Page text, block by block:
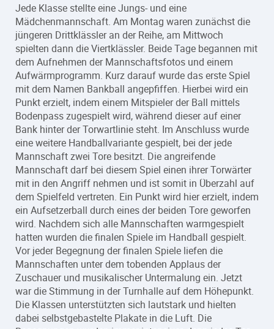
Jede Klasse stellte eine Jungs- und eine
Mädchenmannschaft. Am Montag waren zunächst die
jüngeren Drittklässler an der Reihe, am Mittwoch
spielten dann die Viertklässler. Beide Tage begannen mit
dem Aufnehmen der Mannschaftsfotos und einem
Aufwärmprogramm. Kurz darauf wurde das erste Spiel
mit dem Namen Bankball angepfiffen. Hierbei wird ein
Punkt erzielt, indem einem Mitspieler der Ball mittels
Bodenpass zugespielt wird, während dieser auf einer
Bank hinter der Torwartlinie steht. Im Anschluss wurde
eine weitere Handballvariante gespielt, bei der jede
Mannschaft zwei Tore besitzt. Die angreifende
Mannschaft darf bei diesem Spiel einen ihrer Torwärter
mit in den Angriff nehmen und ist somit in Überzahl auf
dem Spielfeld vertreten. Ein Punkt wird hier erzielt, indem
ein Aufsetzerball durch eines der beiden Tore geworfen
wird. Nachdem sich alle Mannschaften warmgespielt
hatten wurden die finalen Spiele im Handball gespielt.
Vor jeder Begegnung der finalen Spiele liefen die
Mannschaften unter dem tobenden Applaus der
Zuschauer und musikalischer Untermalung ein. Jetzt
war die Stimmung in der Turnhalle auf dem Höhepunkt.
Die Klassen unterstützten sich lautstark und hielten
dabei selbstgebastelte Plakate in die Luft. Die